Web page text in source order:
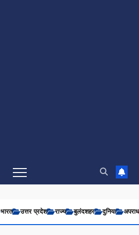
भारत उत्तर प्रदेश राज्य बुलंदशहर दुनिया अपराध